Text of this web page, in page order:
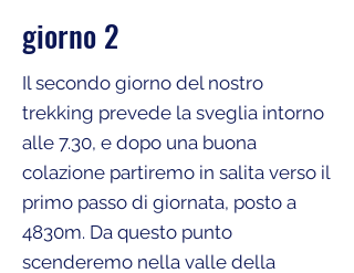
giorno 2
Il secondo giorno del nostro
trekking prevede la sveglia intorno
alle 7.30, e dopo una buona
colazione partiremo in salita verso il
primo passo di giornata, posto a
4830m. Da questo punto
scenderemo nella valle della